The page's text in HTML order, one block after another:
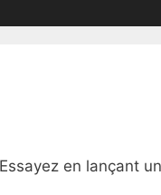
en lançant